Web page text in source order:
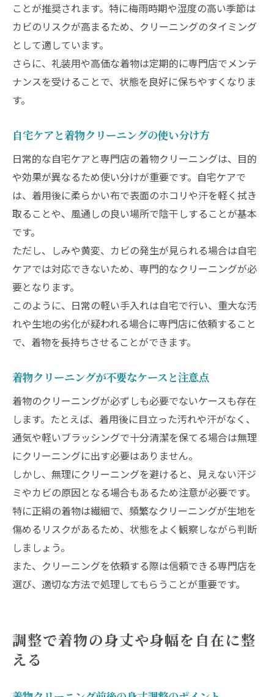
肢
賢く使える着物クリーニングキャンペーン
活用法
着物クリーニング費用の相場と比較ポイン
ト
方
ことが推奨されます。特に梅雨時期や湿度の高い季節は
カビのリスクが高まるため、クリーニングのタイミング
として適しています。
さらに、礼装用や高価な着物は定期的に専門店でメンテ
ナンスを受けることで、状態を良好に保ちやすくなりま
す。
自宅ケアと着物クリーニングの使い分け方
日常的な自宅ケアと専門店の着物クリーニングは、目的
や効果が異なるため使い分けが重要です。自宅ケアで
は、着用後に柔らかい布で表面のホコリや汗を軽く拭き
取ることや、風通しの良い場所で陰干しすることが基本
です。
ただし、しみや黄変、カビの発生が見られる場合は自宅
ケアでは対応できないため、専門的なクリーニングが必
要となります。
このように、日常の軽い手入れは自宅で行い、重大な汚
れや生地の劣化が疑われる場合に専門店に依頼すること
で、着物を長持ちさせることができます。
着物クリーニングが不要なケースと注意点
着物のクリーニングが必ずしも必要でないケースも存在
します。たとえば、着用後に目立った汚れや汗がなく、
通気や軽いブラッシングで十分清潔を保てる場合は無理
にクリーニングに出す必要はありません。
しかし、無理にクリーニングを避けると、見えない汗ジ
ミやカビの原因となる場合もあるため注意が必要です。
特に正絹の着物は繊細で、頻繁なクリーニングが生地を
傷めるリスクがあるため、状態をよく観察しながら判断
しましょう。
また、クリーニングを依頼する際は信頼できる専門店を
選び、適切な方法で処理してもらうことが重要です。
調整で着物の身丈や身幅を自在に整
える